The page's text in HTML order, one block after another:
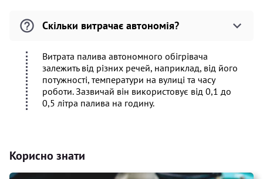
Скільки витрачає автономія?
Витрата палива автономного обігрівача
залежить від різних речей, наприклад, від його
потужності, температури на вулиці та часу
роботи. Зазвичай він використовує від 0,1 до
0,5 літра палива на годину.
Корисно знати